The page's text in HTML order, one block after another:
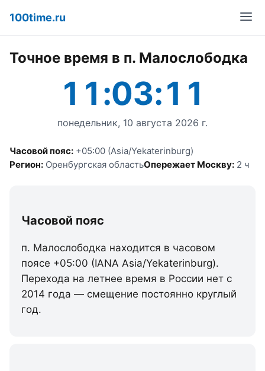
100time.ru
Точное время в п. Малослободка
11:03:11
понедельник, 10 августа 2026 г.
Часовой пояс: +05:00 (Asia/Yekaterinburg)
Регион: Оренбургская областьОпережает Москву: 2 ч
Часовой пояс
п. Малослободка находится в часовом
поясе +05:00 (IANA Asia/Yekaterinburg).
Перехода на летнее время в России нет с
2014 года — смещение постоянно круглый
год.